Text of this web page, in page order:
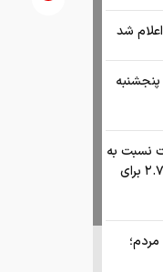
شد
نسبت به
یک گزارش درباره اعمال ضریب ۲.۷ برای